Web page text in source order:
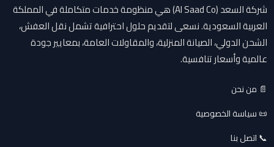
شركة السعد (Al Saad Co) هي منظومة خدمات متكاملة في المملكة
العربية السعودية. نسعى لتقديم حلول احترافية تشمل نقل العفش،
الشحن الدولي، الصيانة المنزلية، والمقاولات العامة، بمعايير جودة
عالمية وأسعار تنافسية.
📄 من نحن
📜 سياسة الخصوصية
📞 اتصل بنا